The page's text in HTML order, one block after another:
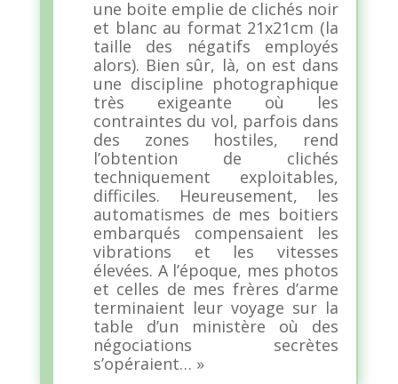
une boite emplie de clichés noir
et blanc au format 21x21cm (la
taille des négatifs employés
alors). Bien sûr, là, on est dans
une discipline photographique
très exigeante où les
contraintes du vol, parfois dans
des zones hostiles, rend
l’obtention de clichés
techniquement exploitables,
difficiles. Heureusement, les
automatismes de mes boitiers
embarqués compensaient les
vibrations et les vitesses
élevées. A l’époque, mes photos
et celles de mes frères d’arme
terminaient leur voyage sur la
table d’un ministère où des
négociations secrètes
s’opéraient… »